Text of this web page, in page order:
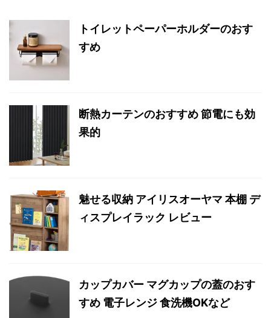
トイレットペーパーホルダーのおす
すめ
断熱カーテンのおすすめ 節電にも効
果的
魅せる収納 アイリスオーヤマ 本棚 デ
ィスプレイラック レビュー
カップカバー マグカップの蓋のおす
すめ 電子レンジ 食洗機OKなど